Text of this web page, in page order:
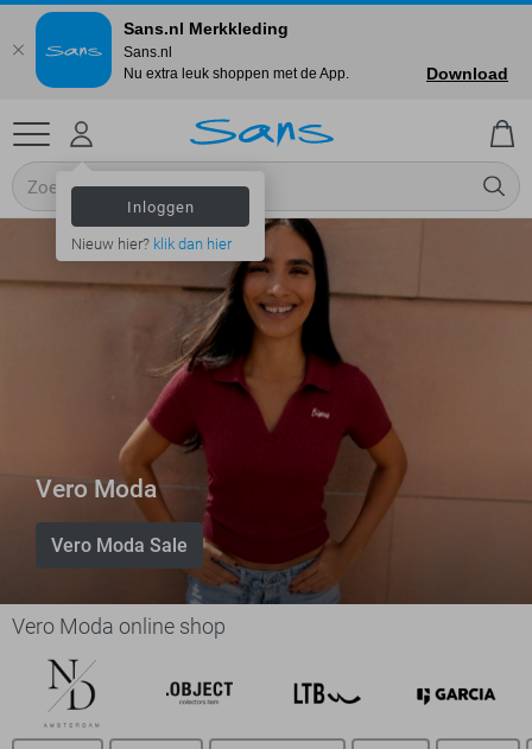
Inloggen
Nieuw hier? klik dan hier
Vero Moda
Vero Moda Sale
Vero Moda online shop
Sans.nl Merkkleding
Sans.nl
Nu extra leuk shoppen met de App.
Download